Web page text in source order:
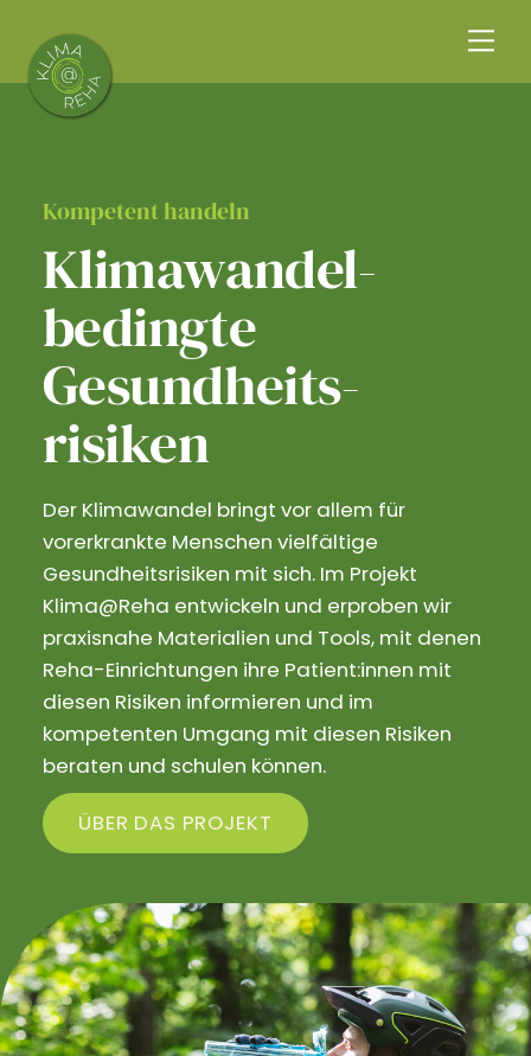
content
Kompetent handeln
Klimawandel­
bedingte
Gesundheits­
risiken
Der Klimawandel bringt vor allem für
vorerkrankte Menschen vielfältige
Gesundheitsrisiken mit sich. Im Projekt
Klima@Reha entwickeln und erproben wir
praxisnahe Materialien und Tools, mit denen
Reha-Einrichtungen ihre Patient:innen mit
diesen Risiken informieren und im
kompetenten Umgang mit diesen Risiken
beraten und schulen können.
ÜBER DAS PROJEKT